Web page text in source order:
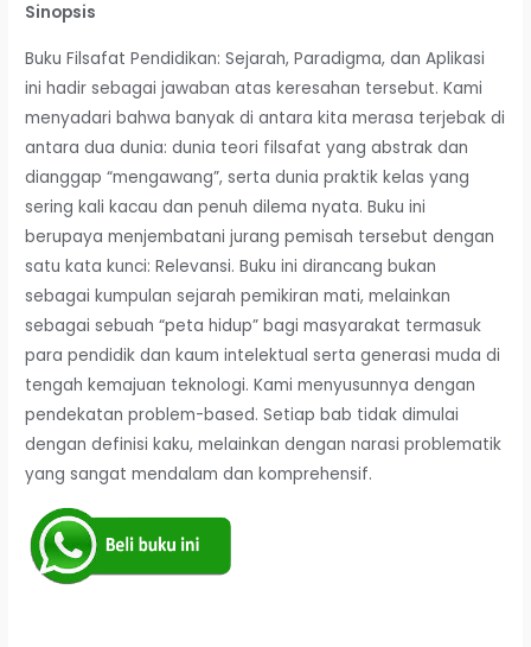
Sinopsis
Buku Filsafat Pendidikan: Sejarah, Paradigma, dan Aplikasi
ini hadir sebagai jawaban atas keresahan tersebut. Kami
menyadari bahwa banyak di antara kita merasa terjebak di
antara dua dunia: dunia teori filsafat yang abstrak dan
dianggap “mengawang”, serta dunia praktik kelas yang
sering kali kacau dan penuh dilema nyata. Buku ini
berupaya menjembatani jurang pemisah tersebut dengan
satu kata kunci: Relevansi. Buku ini dirancang bukan
sebagai kumpulan sejarah pemikiran mati, melainkan
sebagai sebuah “peta hidup” bagi masyarakat termasuk
para pendidik dan kaum intelektual serta generasi muda di
tengah kemajuan teknologi. Kami menyusunnya dengan
pendekatan problem-based. Setiap bab tidak dimulai
dengan definisi kaku, melainkan dengan narasi problematik
yang sangat mendalam dan komprehensif.